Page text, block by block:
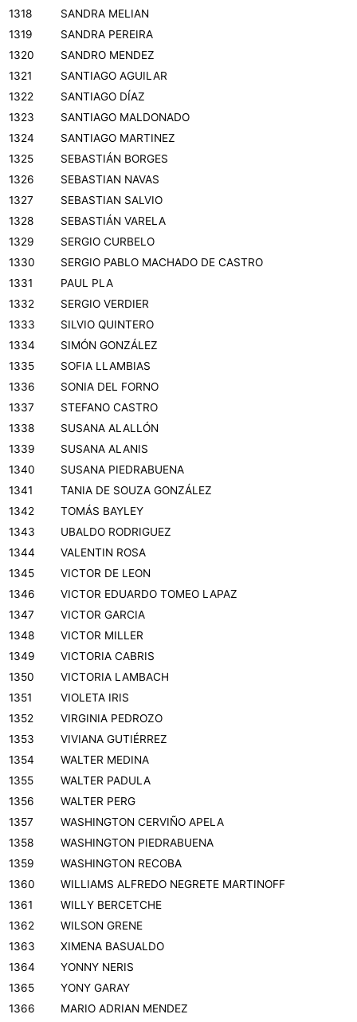
1318
SANDRA MELIAN
1319
SANDRA PEREIRA
1320
SANDRO MENDEZ
1321
SANTIAGO AGUILAR
1322
SANTIAGO DÍAZ
1323
SANTIAGO MALDONADO
1324
SANTIAGO MARTINEZ
1325
SEBASTIÁN BORGES
1326
SEBASTIAN NAVAS
1327
SEBASTIAN SALVIO
1328
SEBASTIÁN VARELA
1329
SERGIO CURBELO
1330
SERGIO PABLO MACHADO DE CASTRO
1331
PAUL PLA
1332
SERGIO VERDIER
1333
SILVIO QUINTERO
1334
SIMÓN GONZÁLEZ
1335
SOFIA LLAMBIAS
1336
SONIA DEL FORNO
1337
STEFANO CASTRO
1338
SUSANA ALALLÓN
1339
SUSANA ALANIS
1340
SUSANA PIEDRABUENA
1341
TANIA DE SOUZA GONZÁLEZ
1342
TOMÁS BAYLEY
1343
UBALDO RODRIGUEZ
1344
VALENTIN ROSA
1345
VICTOR DE LEON
1346
VICTOR EDUARDO TOMEO LAPAZ
1347
VICTOR GARCIA
1348
VICTOR MILLER
1349
VICTORIA CABRIS
1350
VICTORIA LAMBACH
1351
VIOLETA IRIS
1352
VIRGINIA PEDROZO
1353
VIVIANA GUTIÉRREZ
1354
WALTER MEDINA
1355
WALTER PADULA
1356
WALTER PERG
1357
WASHINGTON CERVIÑO APELA
1358
WASHINGTON PIEDRABUENA
1359
WASHINGTON RECOBA
1360
WILLIAMS ALFREDO NEGRETE MARTINOFF
1361
WILLY BERCETCHE
1362
WILSON GRENE
1363
XIMENA BASUALDO
1364
YONNY NERIS
1365
YONY GARAY
1366
MARIO ADRIAN MENDEZ